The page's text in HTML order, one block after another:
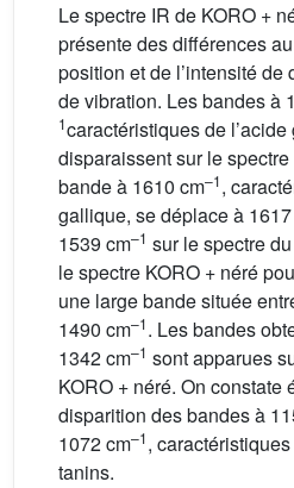
Le spectre IR de KORO +
présente des différences
position et de l’intensité
de vibration. Les bandes à
1caractéristiques de
disparaissent sur le
bande à 1610 cm–1,
gallique, se déplace à
1539 cm–1 sur le spectre
le spectre KORO + néré
une large bande située
1490 cm–1. Les bandes
1342 cm–1 sont apparues
KORO + néré. On constate
disparition des bandes à
1072 cm–1,
tanins.